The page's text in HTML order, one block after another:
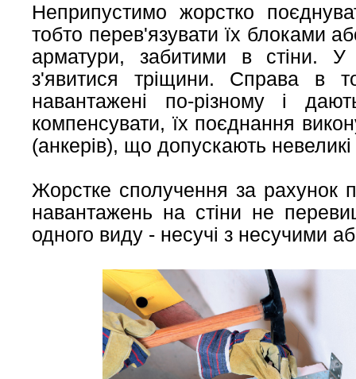
Неприпустимо жорстко
тобто перев'язувати їх блоками
арматури, забитими в стіни. У
з'явитися тріщини. Справа в
навантажені по-різному і
компенсувати, їх поєднання
(анкерів), що допускають
Жорстке сполучення за рахунок
навантажень на стіни не
одного виду - несучі з несучими